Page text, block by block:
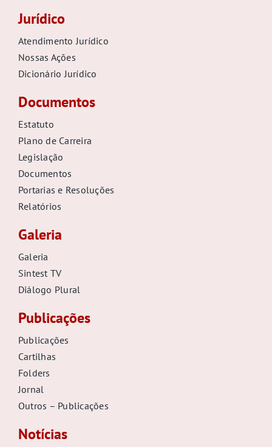
Jurídico
Atendimento Jurídico
Nossas Ações
Dicionário Jurídico
Documentos
Estatuto
Plano de Carreira
Legislação
Documentos
Portarias e Resoluções
Relatórios
Galeria
Galeria
Sintest TV
Diálogo Plural
Publicações
Publicações
Cartilhas
Folders
Jornal
Outros – Publicações
Notícias